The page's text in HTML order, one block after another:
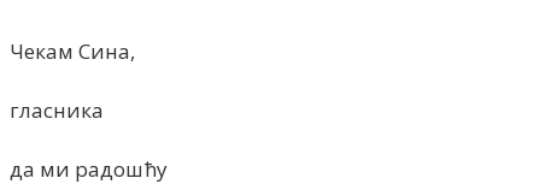
Чекам Сина,
гласника
да ми радошћу